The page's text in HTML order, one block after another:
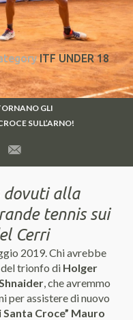
ITF UNDER 18
GLI
SULL’ARNO!
dovuti alla
tennis sui
Cerri
2019. Chi avrebbe
trionfo di Holger
, che avremmo
per assistere di nuovo
Croce” Mauro